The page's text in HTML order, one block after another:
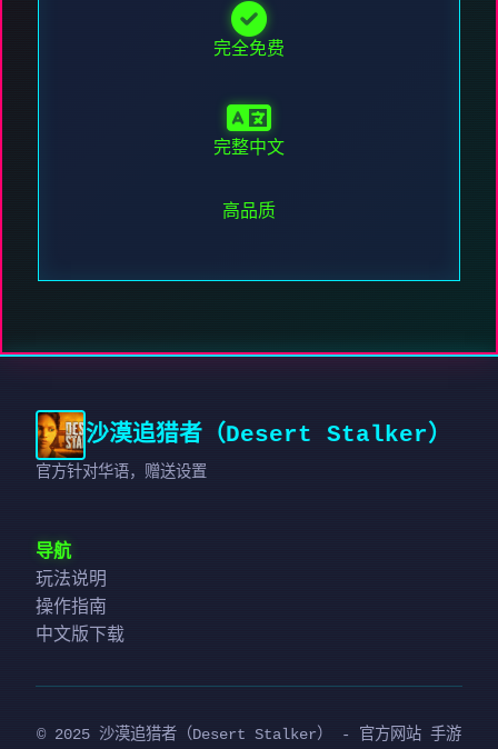
完全免费
完整中文
高品质
沙漠追猎者（Desert Stalker）
官方针对华语，赠送设置
导航
玩法说明
操作指南
中文版下载
© 2025 沙漠追猎者（Desert Stalker） - 官方网站 手游